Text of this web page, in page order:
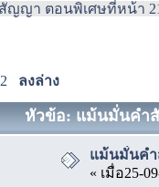
ญา ตอนพิเศษที่หน้า 21
ลงล่าง
หัวข้อ: แม้นมั่นคำสั
แม้นมั่นคำ
« เมื่อ25-